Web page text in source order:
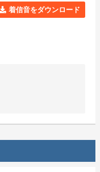
着信音をダウンロード